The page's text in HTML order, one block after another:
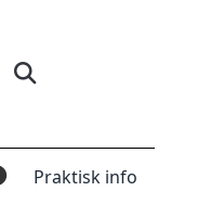
Praktisk info